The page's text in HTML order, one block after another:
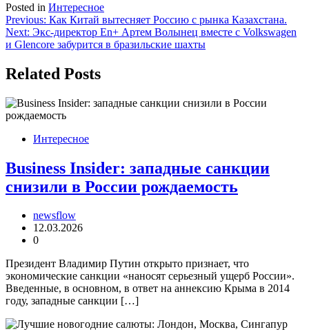
Posted in Интересное
Навигация
по
Previous: Как Китай вытесняет Россию с рынка Казахстана.
Next: Экс-директор En+ Артем Волынец вместе с Volkswagen
и Glencore забурится в бразильские шахты
Related Posts
Интересное
Business Insider: западные санкции
снизили в России рождаемость
newsflow
12.03.2026
0
Президент Владимир Путин открыто признает, что
экономические санкции «наносят серьезный ущерб России».
Введенные, в основном, в ответ на аннексию Крыма в 2014
году, западные санкции […]